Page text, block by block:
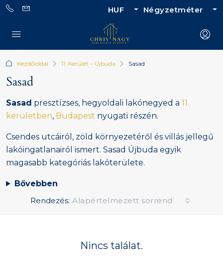
HUF Négyzetméter
Kezdőoldal 11. Kerület – Újbuda Sasad
Sasad
Sasad presztízses, hegyoldali lakónegyed a 11.
kerületben, Budapest nyugati részén.
Csendes utcáiról, zöld környezetéről és villás jellegű
lakóingatlanairól ismert. Sasad Újbuda egyik
magasabb kategóriás lakóterülete.
Bővebben
Rendezés: Alapértelmezett sorrend
Nincs találat.